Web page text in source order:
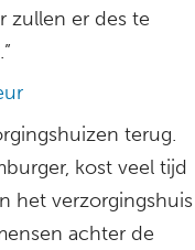
zullen er des te
terug.
kost veel tijd
het verzorgingshuis
achter de